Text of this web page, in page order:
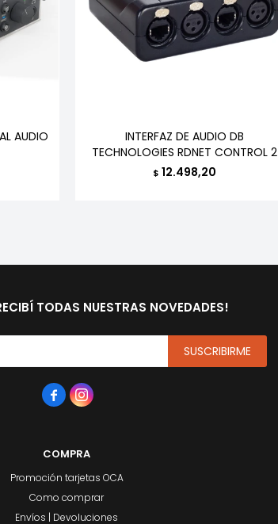
AUDIO
INTERFAZ DE AUDIO DB
TECHNOLOGIES RDNET CONTROL 2
$ 12.498,20
COMPRA
Promoción tarjetas OCA
Como comprar
Envíos | Devoluciones
TODAS NUESTRAS NOVEDADES!
SUSCRIBIRME
 